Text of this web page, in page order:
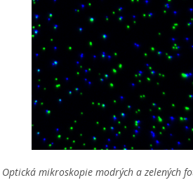
Optická mikroskopie modrých a zelených